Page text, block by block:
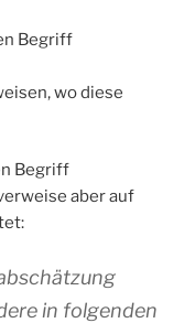
Begriff
wo diese
Begriff
aber auf
in folgenden